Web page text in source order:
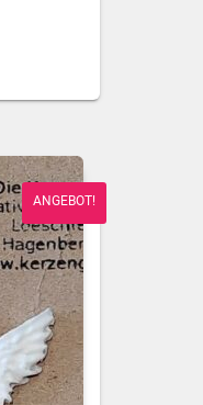
ANGEBOT!